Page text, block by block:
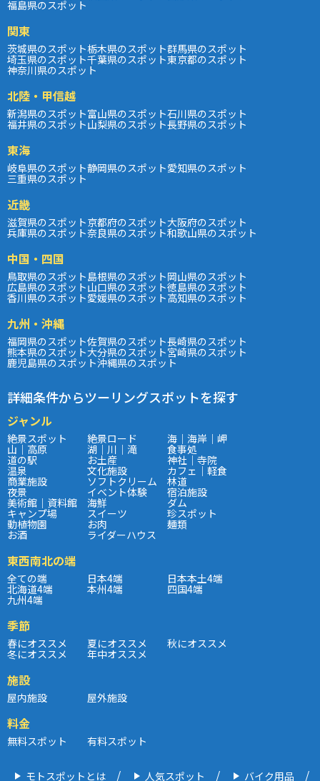
福島県のスポット
関東
茨城県のスポット栃木県のスポット群馬県のスポット
埼玉県のスポット千葉県のスポット東京都のスポット
神奈川県のスポット
北陸・甲信越
新潟県のスポット富山県のスポット石川県のスポット
福井県のスポット山梨県のスポット長野県のスポット
東海
岐阜県のスポット静岡県のスポット愛知県のスポット
三重県のスポット
近畿
滋賀県のスポット京都府のスポット大阪府のスポット
兵庫県のスポット奈良県のスポット和歌山県のスポット
中国・四国
鳥取県のスポット島根県のスポット岡山県のスポット
広島県のスポット山口県のスポット徳島県のスポット
香川県のスポット愛媛県のスポット高知県のスポット
九州・沖縄
福岡県のスポット佐賀県のスポット長崎県のスポット
熊本県のスポット大分県のスポット宮崎県のスポット
鹿児島県のスポット沖縄県のスポット
詳細条件からツーリングスポットを探す
ジャンル
絶景スポット 絶景ロード 海｜海岸｜岬
山｜高原 湖｜川｜滝 食事処
道の駅 お土産 神社｜寺院
温泉 文化施設 カフェ｜軽食
商業施設 ソフトクリーム 林道
夜景 イベント体験 宿泊施設
美術館｜資料館 海鮮 ダム
キャンプ場 スイーツ 珍スポット
動植物園 お肉 麺類
お酒 ライダーハウス
東西南北の端
全ての端 日本4端 日本本土4端
北海道4端 本州4端 四国4端
九州4端
季節
春にオススメ 夏にオススメ 秋にオススメ
冬にオススメ 年中オススメ
施設
屋内施設 屋外施設
料金
無料スポット 有料スポット
モトスポットとは 人気スポット バイク用品